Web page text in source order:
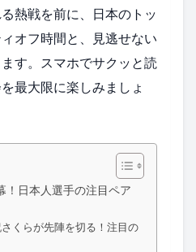
熱戦を前に、日本のトッ
オフ時間と、見逃せない
す。スマホでサクッと読
最大限に楽しみましょ
！日本人選手の注目ペア
くらが先陣を切る！注目の